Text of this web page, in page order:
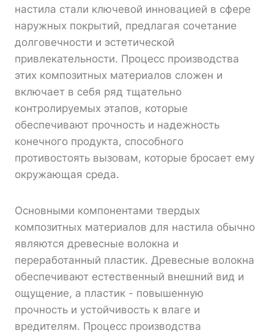
настила стали ключевой инновацией в сфере
наружных покрытий, предлагая сочетание
долговечности и эстетической
привлекательности. Процесс производства
этих композитных материалов сложен и
включает в себя ряд тщательно
контролируемых этапов, которые
обеспечивают прочность и надежность
конечного продукта, способного
противостоять вызовам, которые бросает ему
окружающая среда.
Основными компонентами твердых
композитных материалов для настила обычно
являются древесные волокна и
переработанный пластик. Древесные волокна
обеспечивают естественный внешний вид и
ощущение, а пластик - повышенную
прочность и устойчивость к влаге и
вредителям. Процесс производства